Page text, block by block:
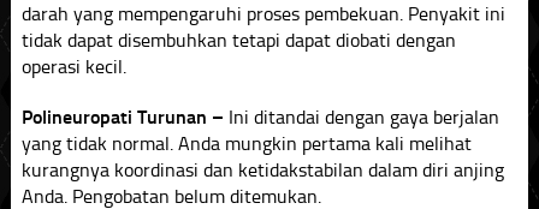
darah yang mempengaruhi proses pembekuan. Penyakit ini
tidak dapat disembuhkan tetapi dapat diobati dengan
operasi kecil.
Polineuropati Turunan – Ini ditandai dengan gaya berjalan
yang tidak normal. Anda mungkin pertama kali melihat
kurangnya koordinasi dan ketidakstabilan dalam diri anjing
Anda. Pengobatan belum ditemukan.